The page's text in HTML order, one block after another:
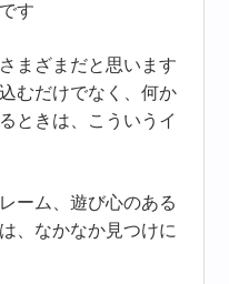
す
まざまだと思います
むだけでなく、何か
ときは、こういうイ
ーム、遊び心のある
、なかなか見つけに